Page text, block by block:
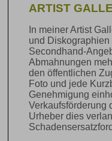
ARTIST
In meiner Artist
und
Secondhand-
Abmahnungen
den öffentlichen
Foto und jede
Genehmigung
Verkaufsförderung
Urheber dies